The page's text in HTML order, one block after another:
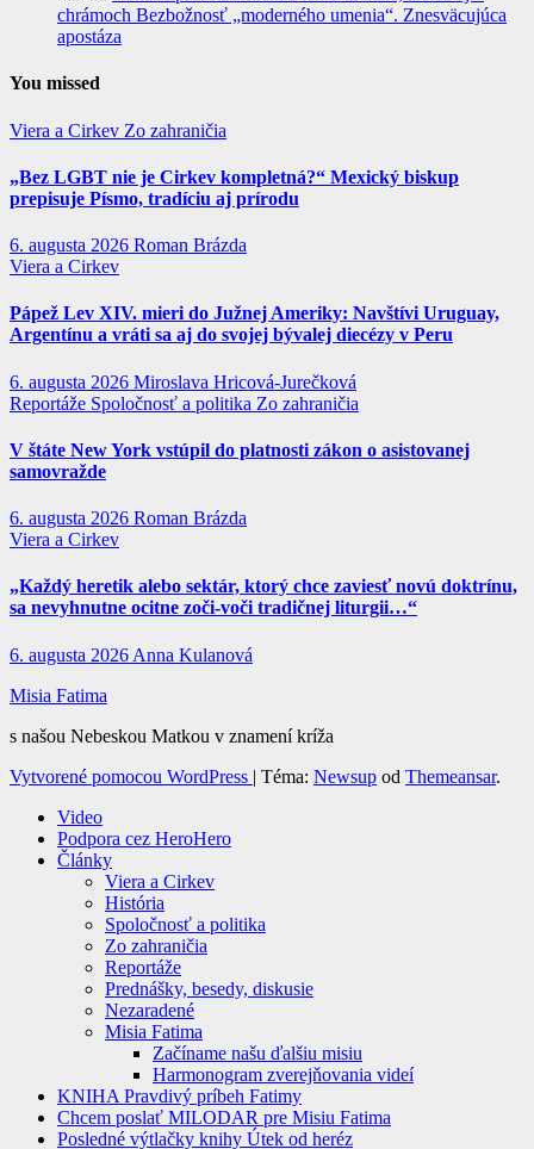
chrámoch Bezbožnosť „moderného umenia“. Znesväcujúca
apostáza
You missed
Viera a Cirkev Zo zahraničia
„Bez LGBT nie je Cirkev kompletná?“ Mexický biskup
prepisuje Písmo, tradíciu aj prírodu
6. augusta 2026 Roman Brázda
Viera a Cirkev
Pápež Lev XIV. mieri do Južnej Ameriky: Navštívi Uruguay,
Argentínu a vráti sa aj do svojej bývalej diecézy v Peru
6. augusta 2026 Miroslava Hricová-Jurečková
Reportáže Spoločnosť a politika Zo zahraničia
V štáte New York vstúpil do platnosti zákon o asistovanej
samovražde
6. augusta 2026 Roman Brázda
Viera a Cirkev
„Každý heretik alebo sektár, ktorý chce zaviesť novú doktrínu,
sa nevyhnutne ocitne zoči-voči tradičnej liturgii…“
6. augusta 2026 Anna Kulanová
Misia Fatima
s našou Nebeskou Matkou v znamení kríža
Vytvorené pomocou WordPress | Téma: Newsup od Themeansar.
Video
Podpora cez HeroHero
Články
Viera a Cirkev
História
Spoločnosť a politika
Zo zahraničia
Reportáže
Prednášky, besedy, diskusie
Nezaradené
Misia Fatima
Začíname našu ďalšiu misiu
Harmonogram zverejňovania videí
KNIHA Pravdivý príbeh Fatimy
Chcem poslať MILODAR pre Misiu Fatima
Posledné výtlačky knihy Útek od heréz